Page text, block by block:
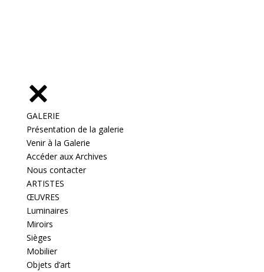
GALERIE
Présentation de la galerie
Venir à la Galerie
Accéder aux Archives
Nous contacter
ARTISTES
ŒUVRES
Luminaires
Miroirs
Sièges
Mobilier
Objets d’art